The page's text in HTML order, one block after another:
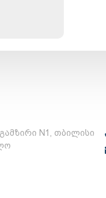
N1, თბილისი